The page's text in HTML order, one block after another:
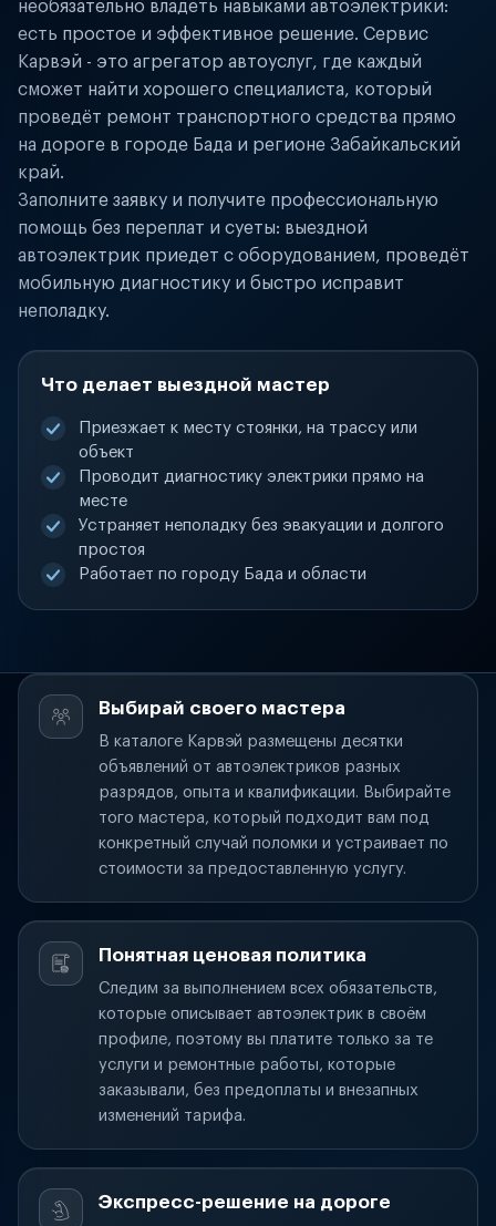
необязательно владеть навыками автоэлектрики:
есть простое и эффективное решение. Сервис
Карвэй - это агрегатор автоуслуг, где каждый
сможет найти хорошего специалиста, который
проведёт ремонт транспортного средства прямо
на дороге в городе Бада и регионе Забайкальский
край.
Заполните заявку и получите профессиональную
помощь без переплат и суеты: выездной
автоэлектрик приедет с оборудованием, проведёт
мобильную диагностику и быстро исправит
неполадку.
Что делает выездной мастер
Приезжает к месту стоянки, на трассу или
объект
Проводит диагностику электрики прямо на
месте
Устраняет неполадку без эвакуации и долгого
простоя
Работает по городу Бада и области
Выбирай своего мастера
В каталоге Карвэй размещены десятки
объявлений от автоэлектриков разных
разрядов, опыта и квалификации. Выбирайте
того мастера, который подходит вам под
конкретный случай поломки и устраивает по
стоимости за предоставленную услугу.
Понятная ценовая политика
Следим за выполнением всех обязательств,
которые описывает автоэлектрик в своём
профиле, поэтому вы платите только за те
услуги и ремонтные работы, которые
заказывали, без предоплаты и внезапных
изменений тарифа.
Экспресс-решение на дороге